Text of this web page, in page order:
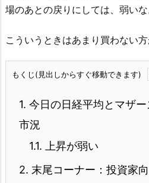
場のあとの戻りにしては、弱いな
こういうときはあまり買わない方
もくじ(見出しからすぐ移動できます)
1. 今日の日経平均とマザ
市況
1.1. 上昇が弱い
2. 末尾コーナー：投資家